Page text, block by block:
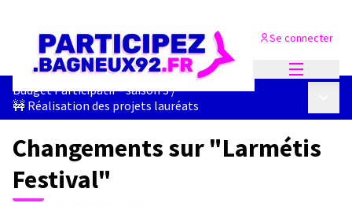
Se connecter
Budget Participatif - saison 3/
🚧 Réalisation des projets lauréats
Changements sur "Larmétis
Festival"